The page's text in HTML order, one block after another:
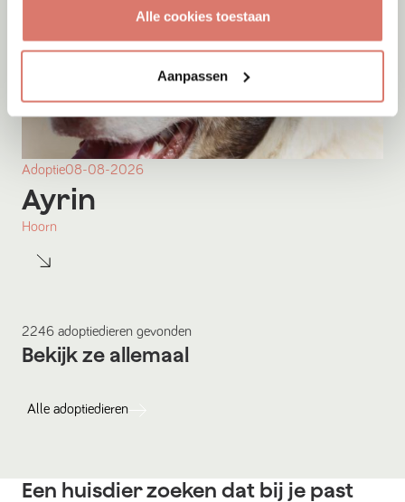
Alle cookies toestaan
Aanpassen
Adoptie08-08-2026
Ayrin
Hoorn
2246 adoptiedieren gevonden
Bekijk ze allemaal
Alle adoptiedieren
Een huisdier zoeken dat bij je past